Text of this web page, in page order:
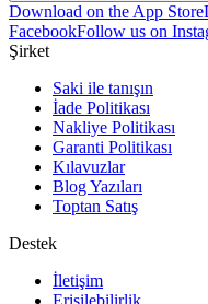
Download on the App Store
FacebookFollow us on
Şirket
Saki ile tanışın
İade Politikası
Nakliye Politikası
Garanti Politikası
Kılavuzlar
Blog Yazıları
Toptan Satış
Destek
İletişim
Erişilebilirlik